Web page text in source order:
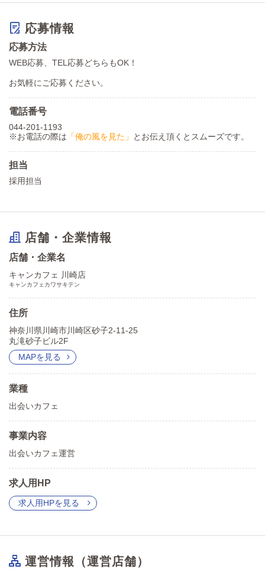
応募情報
応募方法
WEB応募、TEL応募どちらもOK！
お気軽にご応募ください。
電話番号
044-201-1193
※お電話の際は 「俺の風を見た」 とお伝え頂くとスムーズです。
担当
採用担当
店舗・企業情報
店舗・企業名
キャンカフェ 川崎店
キャンカフェカワサキテン
住所
神奈川県川崎市川崎区砂子2-11-25
丸滝砂子ビル2F
MAPを見る
業種
出会いカフェ
事業内容
出会いカフェ運営
求人用HP
求人用HPを見る
運営情報（運営店舗）